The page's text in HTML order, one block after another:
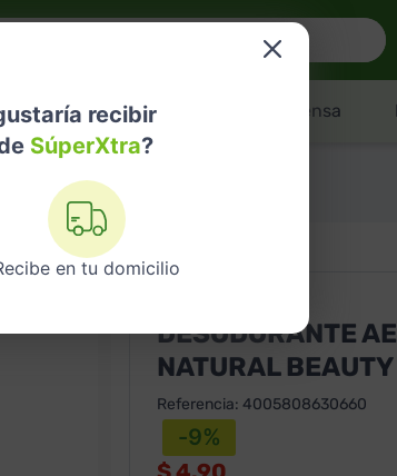
recibir
SúperXtra?
en tu domicilio
Licores Despensa
Nivea Tono Natural Beauty Touch 150 ML
DESODORANTE
NATURAL
Referencia: 4005808630660
-9%